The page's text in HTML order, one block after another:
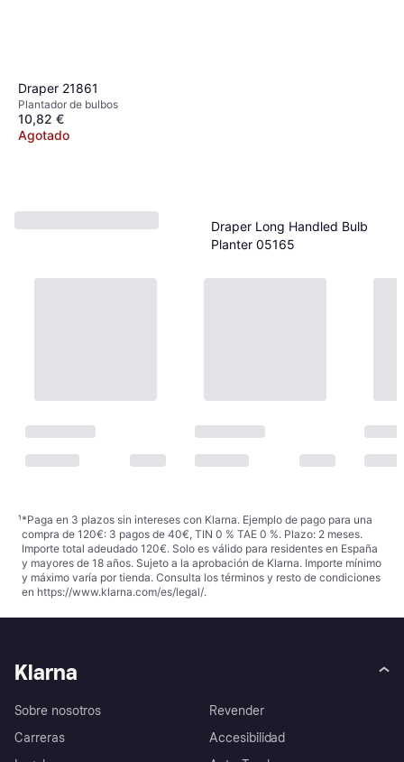
1 tienda
Draper Long Handled Bulb
Planter 05165
23,33 €
Draper 21861
Plantador de bulbos
10,82 €
Agotado
¹*Paga en 3 plazos sin intereses con Klarna. Ejemplo de pago para una
compra de 120€: 3 pagos de 40€, TIN 0 % TAE 0 %. Plazo: 2 meses.
Importe total adeudado 120€. Solo es válido para residentes en España
y mayores de 18 años. Sujeto a la aprobación de Klarna. Importe mínimo
y máximo varía por tienda. Consulta los términos y resto de condiciones
en https://www.klarna.com/es/legal/.
Klarna
Sobre nosotros
Carreras
Revender
Accesibilidad